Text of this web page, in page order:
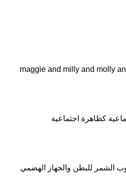
كظاهرة اجتماعية
الشمر للبطن والجهاز الهضمي